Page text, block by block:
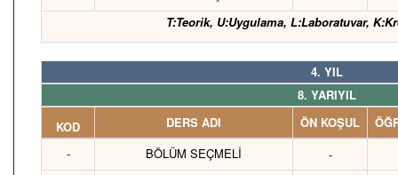
T:Teorik, U:Uygulama, L:Laboratuvar,
4. YIL
8. YARIYIL
KOD
DERS ADI ÖN KOŞUL
-
BÖLÜM SEÇMELİ -